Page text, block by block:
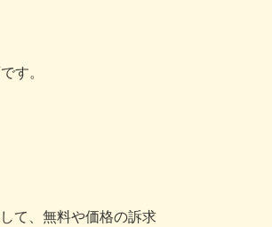
す。
て、無料や価格の訴求